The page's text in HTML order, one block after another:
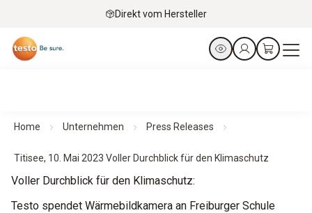
Direkt vom Hersteller
Home Unternehmen Press Releases
Titisee, 10. Mai 2023 Voller Durchblick für den Klimaschutz
Voller Durchblick für den Klimaschutz:
Testo spendet Wärmebildkamera an Freiburger Schule